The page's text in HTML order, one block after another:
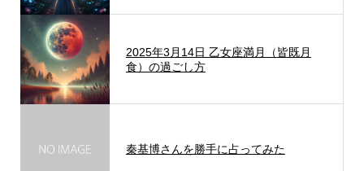
2025年3月14日 乙女座満月（皆既月
食）の過ごし方
秦基博さんを勝手に占ってみた